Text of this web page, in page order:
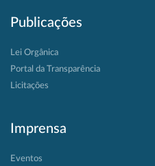
Publicações
Lei Orgânica
Portal da Transparência
Licitações
Imprensa
Eventos